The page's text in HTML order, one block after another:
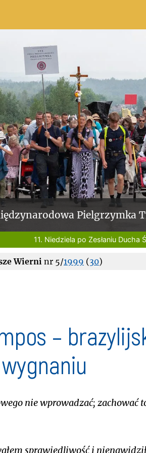
Pielgrzymka
11. Niedziela po Zesłaniu Ducha
Wierni nr 5/1999 (30)
–
nie wprowadzać; zachować
sprawiedliwość i